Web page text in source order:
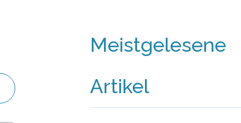
Meistgelesene
Artikel